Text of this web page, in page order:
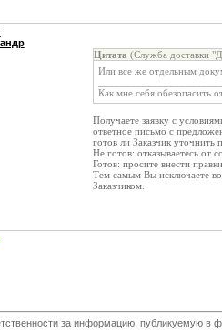
Цитата (Служба доставки
Или все же отдельным
Как мне себя обезопасить
Получаете заявку с
ответное письмо с
готов ли Заказчик
Не готов: отказываетесь от
Готов: просите внести
Тем самым Вы исключаете
Заказчиком.
за информацию, публикуемую